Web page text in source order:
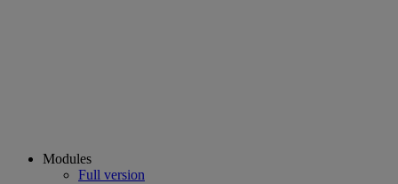
Modules
Full version